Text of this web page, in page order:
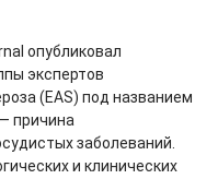
опубликовал
экспертов
(EAS) под названием
причина
заболеваний.
и клинических